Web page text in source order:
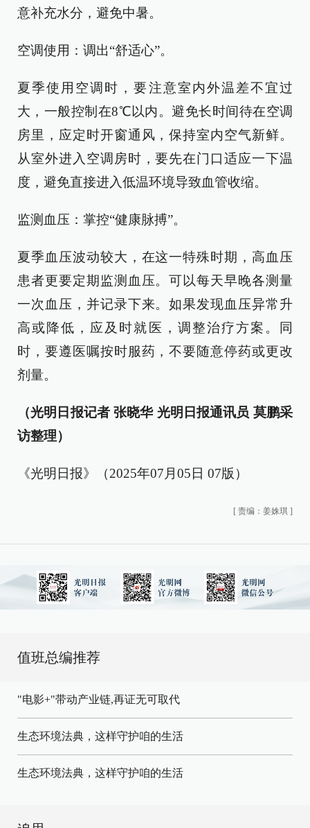
意补充水分，避免中暑。
空调使用：调出“舒适心”。
夏季使用空调时，要注意室内外温差不宜过
大，一般控制在8℃以内。避免长时间待在空调
房里，应定时开窗通风，保持室内空气新鲜。
从室外进入空调房时，要先在门口适应一下温
度，避免直接进入低温环境导致血管收缩。
监测血压：掌控“健康脉搏”。
夏季血压波动较大，在这一特殊时期，高血压
患者更要定期监测血压。可以每天早晚各测量
一次血压，并记录下来。如果发现血压异常升
高或降低，应及时就医，调整治疗方案。同
时，要遵医嘱按时服药，不要随意停药或更改
剂量。
（光明日报记者 张晓华 光明日报通讯员 莫鹏采
访整理）
《光明日报》（2025年07月05日 07版）
[ 责编：姜姝琪 ]
值班总编推荐
"电影+"带动产业链,再证无可取代
生态环境法典，这样守护咱的生活
生态环境法典，这样守护咱的生活